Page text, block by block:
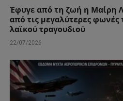
Έφυγε από τη ζωή η Μαίρη
από τις μεγαλύτερες φωνές
λαϊκού τραγουδιού
22/07/2026